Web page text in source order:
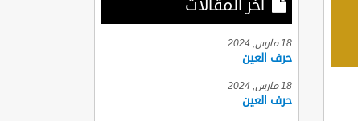
أخر المقالات
18 مارس, 2024
حرف العين
18 مارس, 2024
حرف العين